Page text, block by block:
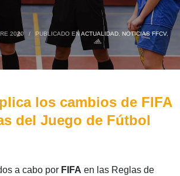
2020 / PUBLICADO ENACTUALIDAD, NOTICIAS FFCV,
los cambios de FIFA
del Juego de Fútbol
a cabo por FIFA en las Reglas de